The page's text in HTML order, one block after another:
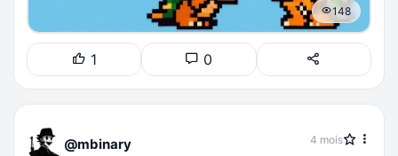
148
1 0
@mbinary 4 mois